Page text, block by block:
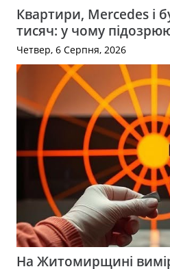
Квартири, Mercedes і
тисяч: у чому
Четвер, 6 Серпня, 2026
На Житомирщині